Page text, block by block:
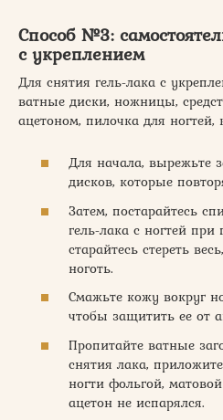
Способ №3:
с укреплением
Для снятия гель-лака с
ватные диски, ножницы,
ацетоном, пилочка для ногтей,
Для начала, вырежьте
дисков, которые
Затем, постарайтесь
гель-лака с ногтей
старайтесь стереть
ноготь.
Смажьте кожу вокруг
чтобы защитить ее от
Пропитайте ватные
снятия лака,
ногти фольгой,
ацетон не испарялся.